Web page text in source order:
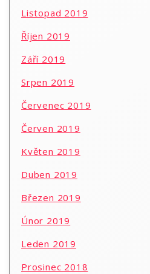
Listopad 2019
Říjen 2019
Září 2019
Srpen 2019
Červenec 2019
Červen 2019
Květen 2019
Duben 2019
Březen 2019
Únor 2019
Leden 2019
Prosinec 2018